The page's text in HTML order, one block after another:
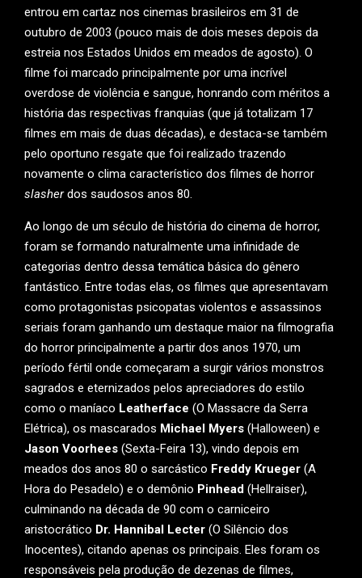
entrou em cartaz nos cinemas brasileiros em 31 de
outubro de 2003 (pouco mais de dois meses depois da
estreia nos Estados Unidos em meados de agosto). O
filme foi marcado principalmente por uma incrível
overdose de violência e sangue, honrando com méritos a
história das respectivas franquias (que já totalizam 17
filmes em mais de duas décadas), e destaca-se também
pelo oportuno resgate que foi realizado trazendo
novamente o clima característico dos filmes de horror
slasherdos saudosos anos 80.
Ao longo de um século de história do cinema de horror,
foram se formando naturalmente uma infinidade de
categorias dentro dessa temática básica do gênero
fantástico. Entre todas elas, os filmes que apresentavam
como protagonistas psicopatas violentos e assassinos
seriais foram ganhando um destaque maior na filmografia
do horror principalmente a partir dos anos 1970, um
período fértil onde começaram a surgir vários monstros
sagrados e eternizados pelos apreciadores do estilo
como o maníaco Leatherface (O Massacre da Serra
Elétrica), os mascarados Michael Myers (Halloween) e
Jason Voorhees (Sexta-Feira 13), vindo depois em
meados dos anos 80 o sarcástico Freddy Krueger (A
Hora do Pesadelo) e o demônio Pinhead (Hellraiser),
culminando na década de 90 com o carniceiro
aristocrático Dr. Hannibal Lecter (O Silêncio dos
Inocentes), citando apenas os principais. Eles foram os
responsáveis pela produção de dezenas de filmes,